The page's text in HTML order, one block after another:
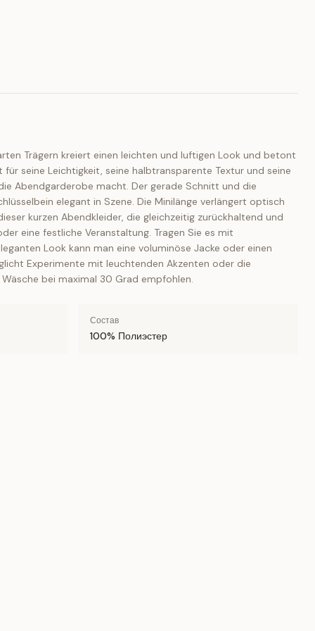
Trägern kreiert einen leichten und luftigen Look und betont
seine Leichtigkeit, seine halbtransparente Textur und seine
Abendgarderobe macht. Der gerade Schnitt und die
elegant in Szene. Die Minilänge verlängert optisch
kurzen Abendkleider, die gleichzeitig zurückhaltend und
eine festliche Veranstaltung. Tragen Sie es mit
Look kann man eine voluminöse Jacke oder einen
Experimente mit leuchtenden Akzenten oder die
bei maximal 30 Grad empfohlen.
Состав
100% Полиэстер